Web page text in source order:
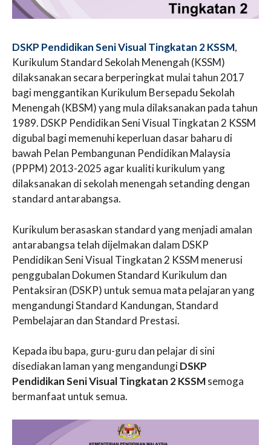
DSKP Pendidikan Seni Visual Tingkatan 2 KSSM,
Kurikulum Standard Sekolah Menengah (KSSM)
dilaksanakan secara berperingkat mulai tahun 2017
bagi menggantikan Kurikulum Bersepadu Sekolah
Menengah (KBSM) yang mula dilaksanakan pada tahun
1989. DSKP Pendidikan Seni Visual Tingkatan 2 KSSM
digubal bagi memenuhi keperluan dasar baharu di
bawah Pelan Pembangunan Pendidikan Malaysia
(PPPM) 2013-2025 agar kualiti kurikulum yang
dilaksanakan di sekolah menengah setanding dengan
standard antarabangsa.
Kurikulum berasaskan standard yang menjadi amalan
antarabangsa telah dijelmakan dalam DSKP
Pendidikan Seni Visual Tingkatan 2 KSSM menerusi
penggubalan Dokumen Standard Kurikulum dan
Pentaksiran (DSKP) untuk semua mata pelajaran yang
mengandungi Standard Kandungan, Standard
Pembelajaran dan Standard Prestasi.
Kepada ibu bapa, guru-guru dan pelajar di sini
disediakan laman yang mengandungiDSKP
Pendidikan Seni Visual Tingkatan 2 KSSMsemoga
bermanfaat untuk semua.